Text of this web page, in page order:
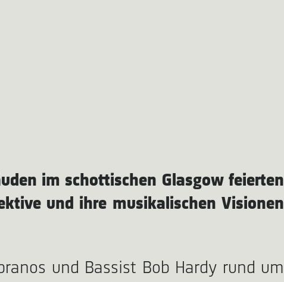
im schottischen Glasgow feierten
und ihre musikalischen Visionen
und Bassist Bob Hardy rund um